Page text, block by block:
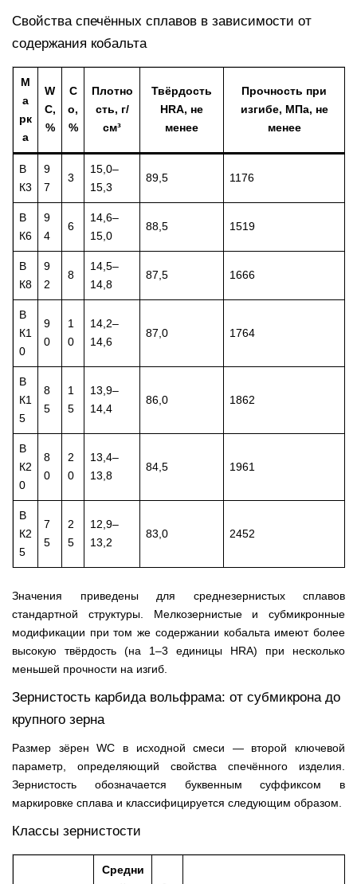
Свойства спечённых сплавов в зависимости от
содержания кобальта
М
а
рк
а
W
C,
%
C
o,
%
Плотно
сть, г/
см³
Твёрдость
HRA, не
менее
Прочность при
изгибе, МПа, не
менее
В
К3
9
7
3
15,0–
15,3
89,5 1176
В
К6
9
4
6
14,6–
15,0
88,5 1519
В
К8
9
2
8
14,5–
14,8
87,5 1666
В
К1
0
9
0
1
0
14,2–
14,6
87,0 1764
В
К1
5
8
5
1
5
13,9–
14,4
86,0 1862
В
К2
0
8
0
2
0
13,4–
13,8
84,5 1961
В
К2
5
7
5
2
5
12,9–
13,2
83,0 2452
Значения приведены для среднезернистых сплавов
стандартной структуры. Мелкозернистые и субмикронные
модификации при том же содержании кобальта имеют более
высокую твёрдость (на 1–3 единицы HRA) при несколько
меньшей прочности на изгиб.
Зернистость карбида вольфрама: от субмикрона до
крупного зерна
Размер зёрен WC в исходной смеси — второй ключевой
параметр, определяющий свойства спечённого изделия.
Зернистость обозначается буквенным суффиксом в
маркировке сплава и классифицируется следующим образом.
Классы зернистости
Средни